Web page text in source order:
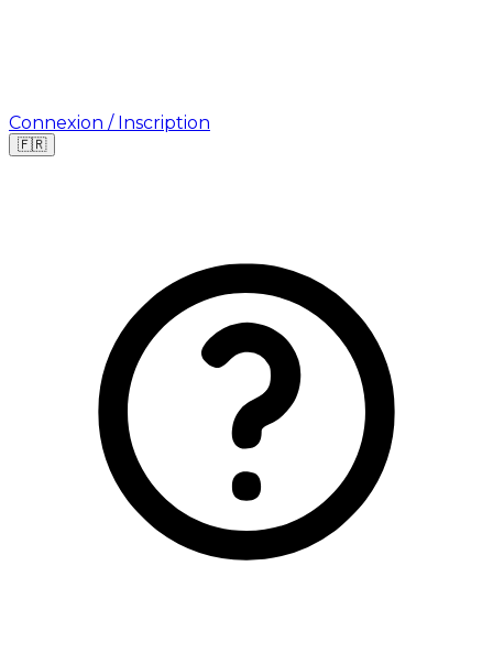
Connexion / Inscription
🇫🇷